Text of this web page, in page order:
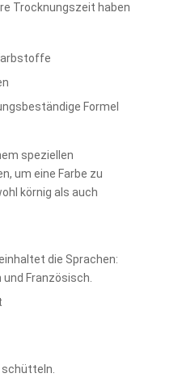
Trocknungszeit haben
Formel
speziellen
um eine Farbe zu
körnig als auch
die Sprachen:
Französisch.